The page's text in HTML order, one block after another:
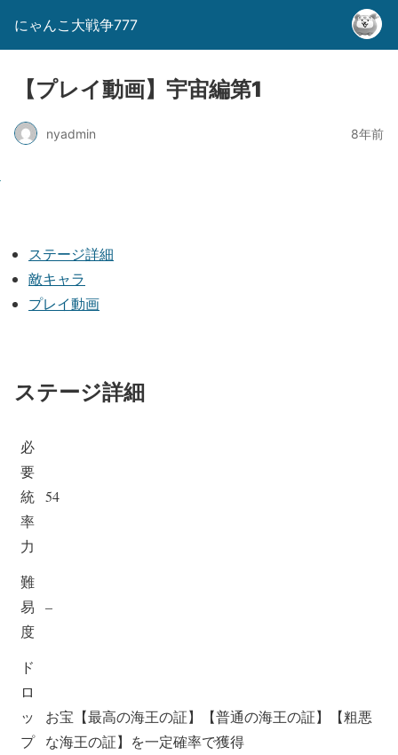
にゃんこ大戦争777
【プレイ動画】宇宙編第1
nyadmin 8年前
ステージ詳細
敵キャラ
プレイ動画
ステージ詳細
必
要
統
率
力
54
難
易
度
–
ド
ロ
ッ
プ
お宝【最高の海王の証】【普通の海王の証】【粗悪
な海王の証】を一定確率で獲得